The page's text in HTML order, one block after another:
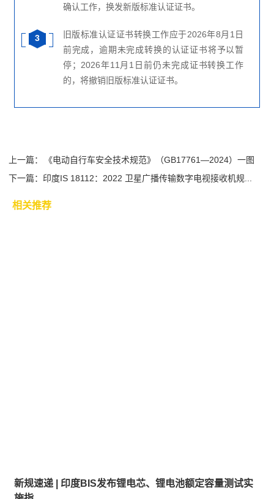
确认工作，换发新版标准认证证书。
3
旧版标准认证证书转换工作应于2026年8月1日
前完成，逾期未完成转换的认证证书将予以暂
停；2026年11月1日前仍未完成证书转换工作
的，将撤销旧版标准认证证书。
上一篇：
《电动自行车安全技术规范》（GB17761—2024）一图
读...
下一篇： 印度IS 18112：2022 卫星广播传输数字电视接收机规...
相关推荐
新规速递 | 印度BIS发布锂电芯、锂电池额定容量测试实